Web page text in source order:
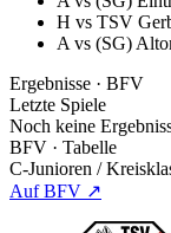
H vs TSV
A vs (SG)
Ergebnisse · BFV
Letzte Spiele
Noch keine
BFV · Tabelle
C-Junioren /
Auf BFV ↗